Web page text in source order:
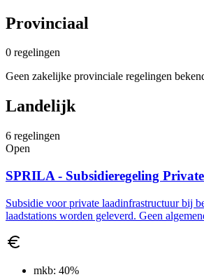
Provinciaal
0 regelingen
Geen zakelijke provinciale regelingen
Landelijk
6 regelingen
Open
SPRILA - Subsidieregeling
Subsidie voor private laadinfrastructuur bij
laadstations worden geleverd. Geen
mkb: 40%